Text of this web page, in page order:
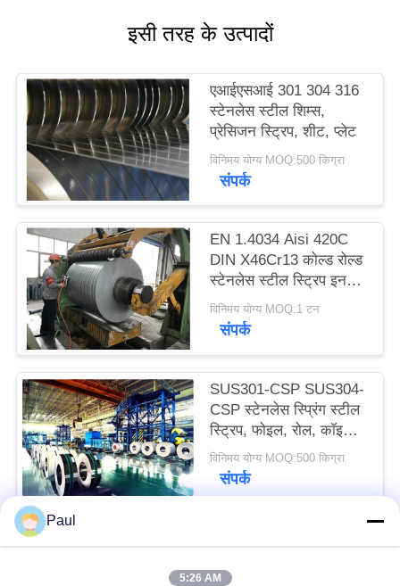
साइटमैप
PRIVACY
POLICY
इसी तरह के उत्पादों
एआईएसआई 301 304 316
स्टेनलेस स्टील शिम्स,
प्रेसिजन स्ट्रिप, शीट, प्लेट
विनिमय योग्य MOQ:500 किग्रा
संपर्क
EN 1.4034 Aisi 420C
DIN X46Cr13 कोल्ड रोल्ड
स्टेनलेस स्टील स्ट्रिप इन
कॉइल
विनिमय योग्य MOQ:1 टन
संपर्क
SUS301-CSP SUS304-
CSP स्टेनलेस स्प्रिंग स्टील
स्ट्रिप, फोइल, रोल, कॉइल,
बेल्ट
विनिमय योग्य MOQ:500 किग्रा
संपर्क
लोकप्रिय श्रेणियां
Paul
5:26 AM